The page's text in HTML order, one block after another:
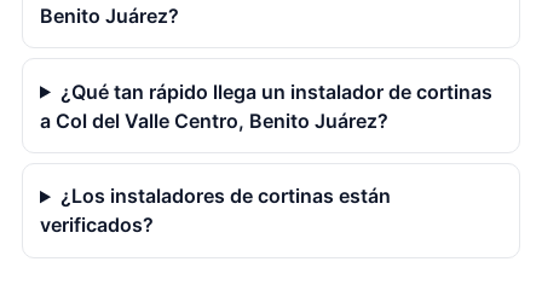
Benito Juárez?
¿Qué tan rápido llega un instalador de cortinas
a Col del Valle Centro, Benito Juárez?
¿Los instaladores de cortinas están
verificados?